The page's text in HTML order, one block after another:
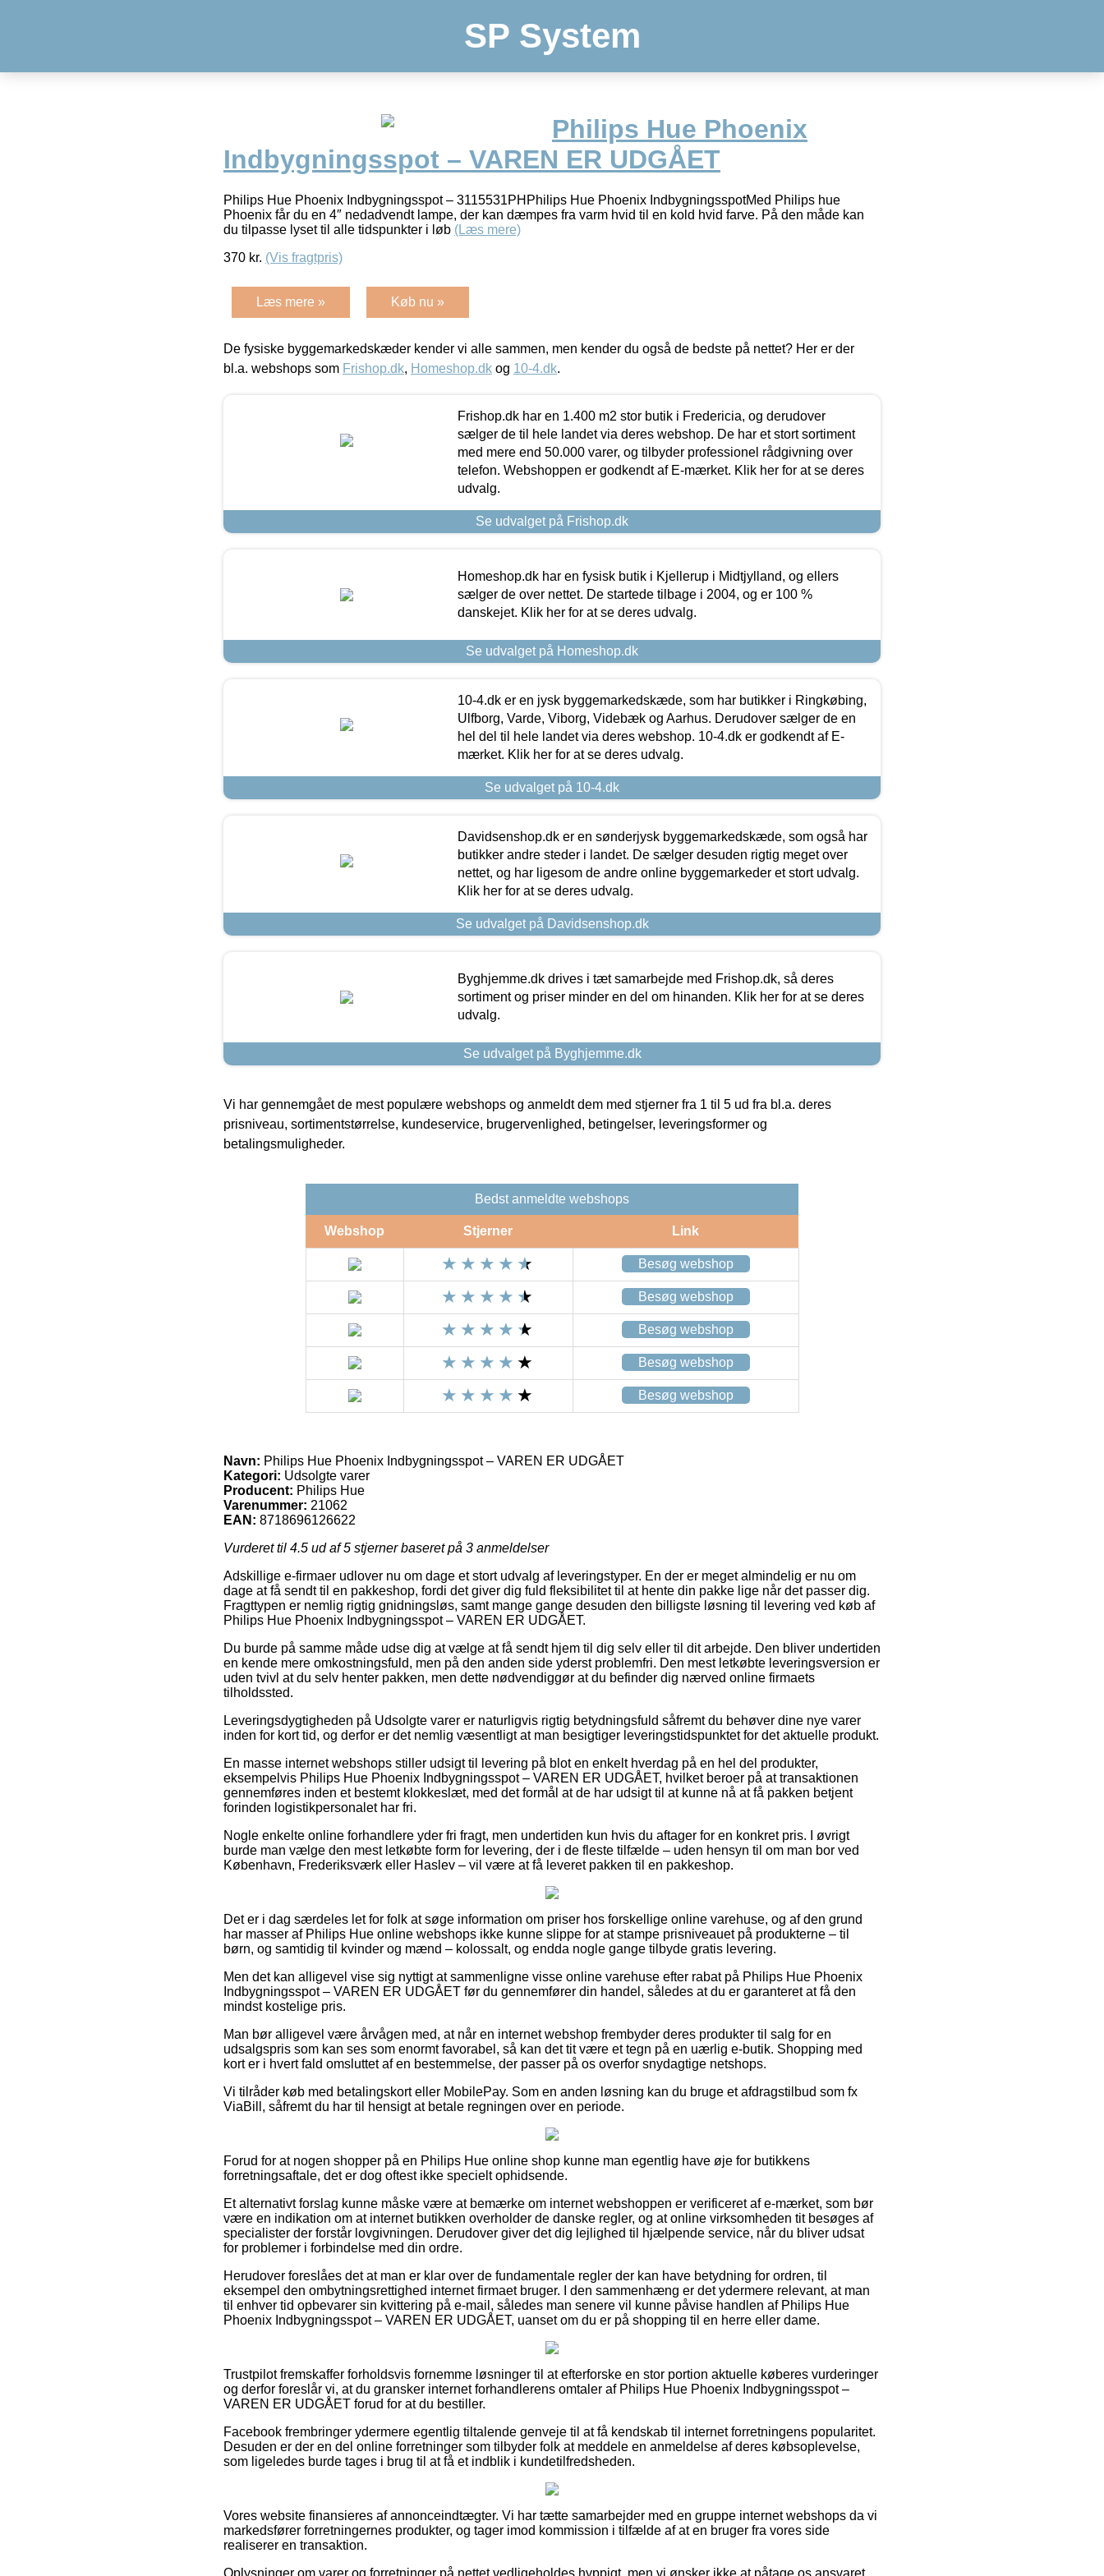
SP System
Philips Hue Phoenix
Indbygningsspot – VAREN ER UDGÅET
Philips Hue Phoenix Indbygningsspot – 3115531PHPhilips Hue Phoenix IndbygningsspotMed Philips hue
Phoenix får du en 4″ nedadvendt lampe, der kan dæmpes fra varm hvid til en kold hvid farve. På den måde kan
du tilpasse lyset til alle tidspunkter i løb (Læs mere)
370 kr. (Vis fragtpris)
Læs mere » Køb nu »
De fysiske byggemarkedskæder kender vi alle sammen, men kender du også de bedste på nettet? Her er der
bl.a. webshops som Frishop.dk, Homeshop.dk og 10-4.dk.
Frishop.dk har en 1.400 m2 stor butik i Fredericia, og derudover
sælger de til hele landet via deres webshop. De har et stort sortiment
med mere end 50.000 varer, og tilbyder professionel rådgivning over
telefon. Webshoppen er godkendt af E-mærket. Klik her for at se deres
udvalg.
Se udvalget på Frishop.dk
Homeshop.dk har en fysisk butik i Kjellerup i Midtjylland, og ellers
sælger de over nettet. De startede tilbage i 2004, og er 100 %
danskejet. Klik her for at se deres udvalg.
Se udvalget på Homeshop.dk
10-4.dk er en jysk byggemarkedskæde, som har butikker i Ringkøbing,
Ulfborg, Varde, Viborg, Videbæk og Aarhus. Derudover sælger de en
hel del til hele landet via deres webshop. 10-4.dk er godkendt af E-
mærket. Klik her for at se deres udvalg.
Se udvalget på 10-4.dk
Davidsenshop.dk er en sønderjysk byggemarkedskæde, som også har
butikker andre steder i landet. De sælger desuden rigtig meget over
nettet, og har ligesom de andre online byggemarkeder et stort udvalg.
Klik her for at se deres udvalg.
Se udvalget på Davidsenshop.dk
Byghjemme.dk drives i tæt samarbejde med Frishop.dk, så deres
sortiment og priser minder en del om hinanden. Klik her for at se deres
udvalg.
Se udvalget på Byghjemme.dk
Vi har gennemgået de mest populære webshops og anmeldt dem med stjerner fra 1 til 5 ud fra bl.a. deres
prisniveau, sortimentstørrelse, kundeservice, brugervenlighed, betingelser, leveringsformer og
betalingsmuligheder.
Bedst anmeldte webshops
Webshop Stjerner Link
Besøg webshop
Besøg webshop
Besøg webshop
Besøg webshop
Besøg webshop
Navn: Philips Hue Phoenix Indbygningsspot – VAREN ER UDGÅET
Kategori: Udsolgte varer
Producent: Philips Hue
Varenummer: 21062
EAN: 8718696126622
Vurderet til 4.5 ud af 5 stjerner baseret på 3 anmeldelser
Adskillige e-firmaer udlover nu om dage et stort udvalg af leveringstyper. En der er meget almindelig er nu om
dage at få sendt til en pakkeshop, fordi det giver dig fuld fleksibilitet til at hente din pakke lige når det passer dig.
Fragttypen er nemlig rigtig gnidningsløs, samt mange gange desuden den billigste løsning til levering ved køb af
Philips Hue Phoenix Indbygningsspot – VAREN ER UDGÅET.
Du burde på samme måde udse dig at vælge at få sendt hjem til dig selv eller til dit arbejde. Den bliver undertiden
en kende mere omkostningsfuld, men på den anden side yderst problemfri. Den mest letkøbte leveringsversion er
uden tvivl at du selv henter pakken, men dette nødvendiggør at du befinder dig nærved online firmaets
tilholdssted.
Leveringsdygtigheden på Udsolgte varer er naturligvis rigtig betydningsfuld såfremt du behøver dine nye varer
inden for kort tid, og derfor er det nemlig væsentligt at man besigtiger leveringstidspunktet for det aktuelle produkt.
En masse internet webshops stiller udsigt til levering på blot en enkelt hverdag på en hel del produkter,
eksempelvis Philips Hue Phoenix Indbygningsspot – VAREN ER UDGÅET, hvilket beroer på at transaktionen
gennemføres inden et bestemt klokkeslæt, med det formål at de har udsigt til at kunne nå at få pakken betjent
forinden logistikpersonalet har fri.
Nogle enkelte online forhandlere yder fri fragt, men undertiden kun hvis du aftager for en konkret pris. I øvrigt
burde man vælge den mest letkøbte form for levering, der i de fleste tilfælde – uden hensyn til om man bor ved
København, Frederiksværk eller Haslev – vil være at få leveret pakken til en pakkeshop.
Det er i dag særdeles let for folk at søge information om priser hos forskellige online varehuse, og af den grund
har masser af Philips Hue online webshops ikke kunne slippe for at stampe prisniveauet på produkterne – til
børn, og samtidig til kvinder og mænd – kolossalt, og endda nogle gange tilbyde gratis levering.
Men det kan alligevel vise sig nyttigt at sammenligne visse online varehuse efter rabat på Philips Hue Phoenix
Indbygningsspot – VAREN ER UDGÅET før du gennemfører din handel, således at du er garanteret at få den
mindst kostelige pris.
Man bør alligevel være årvågen med, at når en internet webshop frembyder deres produkter til salg for en
udsalgspris som kan ses som enormt favorabel, så kan det tit være et tegn på en uærlig e-butik. Shopping med
kort er i hvert fald omsluttet af en bestemmelse, der passer på os overfor snydagtige netshops.
Vi tilråder køb med betalingskort eller MobilePay. Som en anden løsning kan du bruge et afdragstilbud som fx
ViaBill, såfremt du har til hensigt at betale regningen over en periode.
Forud for at nogen shopper på en Philips Hue online shop kunne man egentlig have øje for butikkens
forretningsaftale, det er dog oftest ikke specielt ophidsende.
Et alternativt forslag kunne måske være at bemærke om internet webshoppen er verificeret af e-mærket, som bør
være en indikation om at internet butikken overholder de danske regler, og at online virksomheden tit besøges af
specialister der forstår lovgivningen. Derudover giver det dig lejlighed til hjælpende service, når du bliver udsat
for problemer i forbindelse med din ordre.
Herudover foreslåes det at man er klar over de fundamentale regler der kan have betydning for ordren, til
eksempel den ombytningsrettighed internet firmaet bruger. I den sammenhæng er det ydermere relevant, at man
til enhver tid opbevarer sin kvittering på e-mail, således man senere vil kunne påvise handlen af Philips Hue
Phoenix Indbygningsspot – VAREN ER UDGÅET, uanset om du er på shopping til en herre eller dame.
Trustpilot fremskaffer forholdsvis fornemme løsninger til at efterforske en stor portion aktuelle køberes vurderinger
og derfor foreslår vi, at du gransker internet forhandlerens omtaler af Philips Hue Phoenix Indbygningsspot –
VAREN ER UDGÅET forud for at du bestiller.
Facebook frembringer ydermere egentlig tiltalende genveje til at få kendskab til internet forretningens popularitet.
Desuden er der en del online forretninger som tilbyder folk at meddele en anmeldelse af deres købsoplevelse,
som ligeledes burde tages i brug til at få et indblik i kundetilfredsheden.
Vores website finansieres af annonceindtægter. Vi har tætte samarbejder med en gruppe internet webshops da vi
markedsfører forretningernes produkter, og tager imod kommission i tilfælde af at en bruger fra vores side
realiserer en transaktion.
Oplysninger om varer og forretninger på nettet vedligeholdes hyppigt, men vi ønsker ikke at påtage os ansvaret